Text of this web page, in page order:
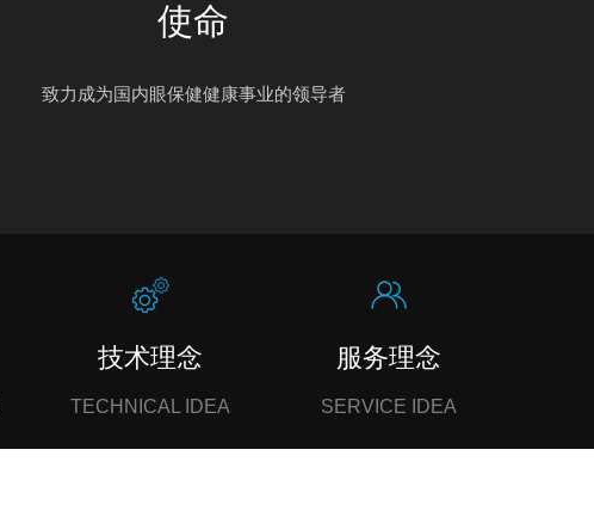
技术理念
TECHNICAL IDEA
服务理念
SERVICE IDEA
使命
致力成为国内眼保健健康事业的领导者